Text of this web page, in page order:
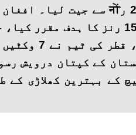
میں 8 وکٹیں گنوا کر 150 رنز کا
میچ کے بہترین کھلاڑی